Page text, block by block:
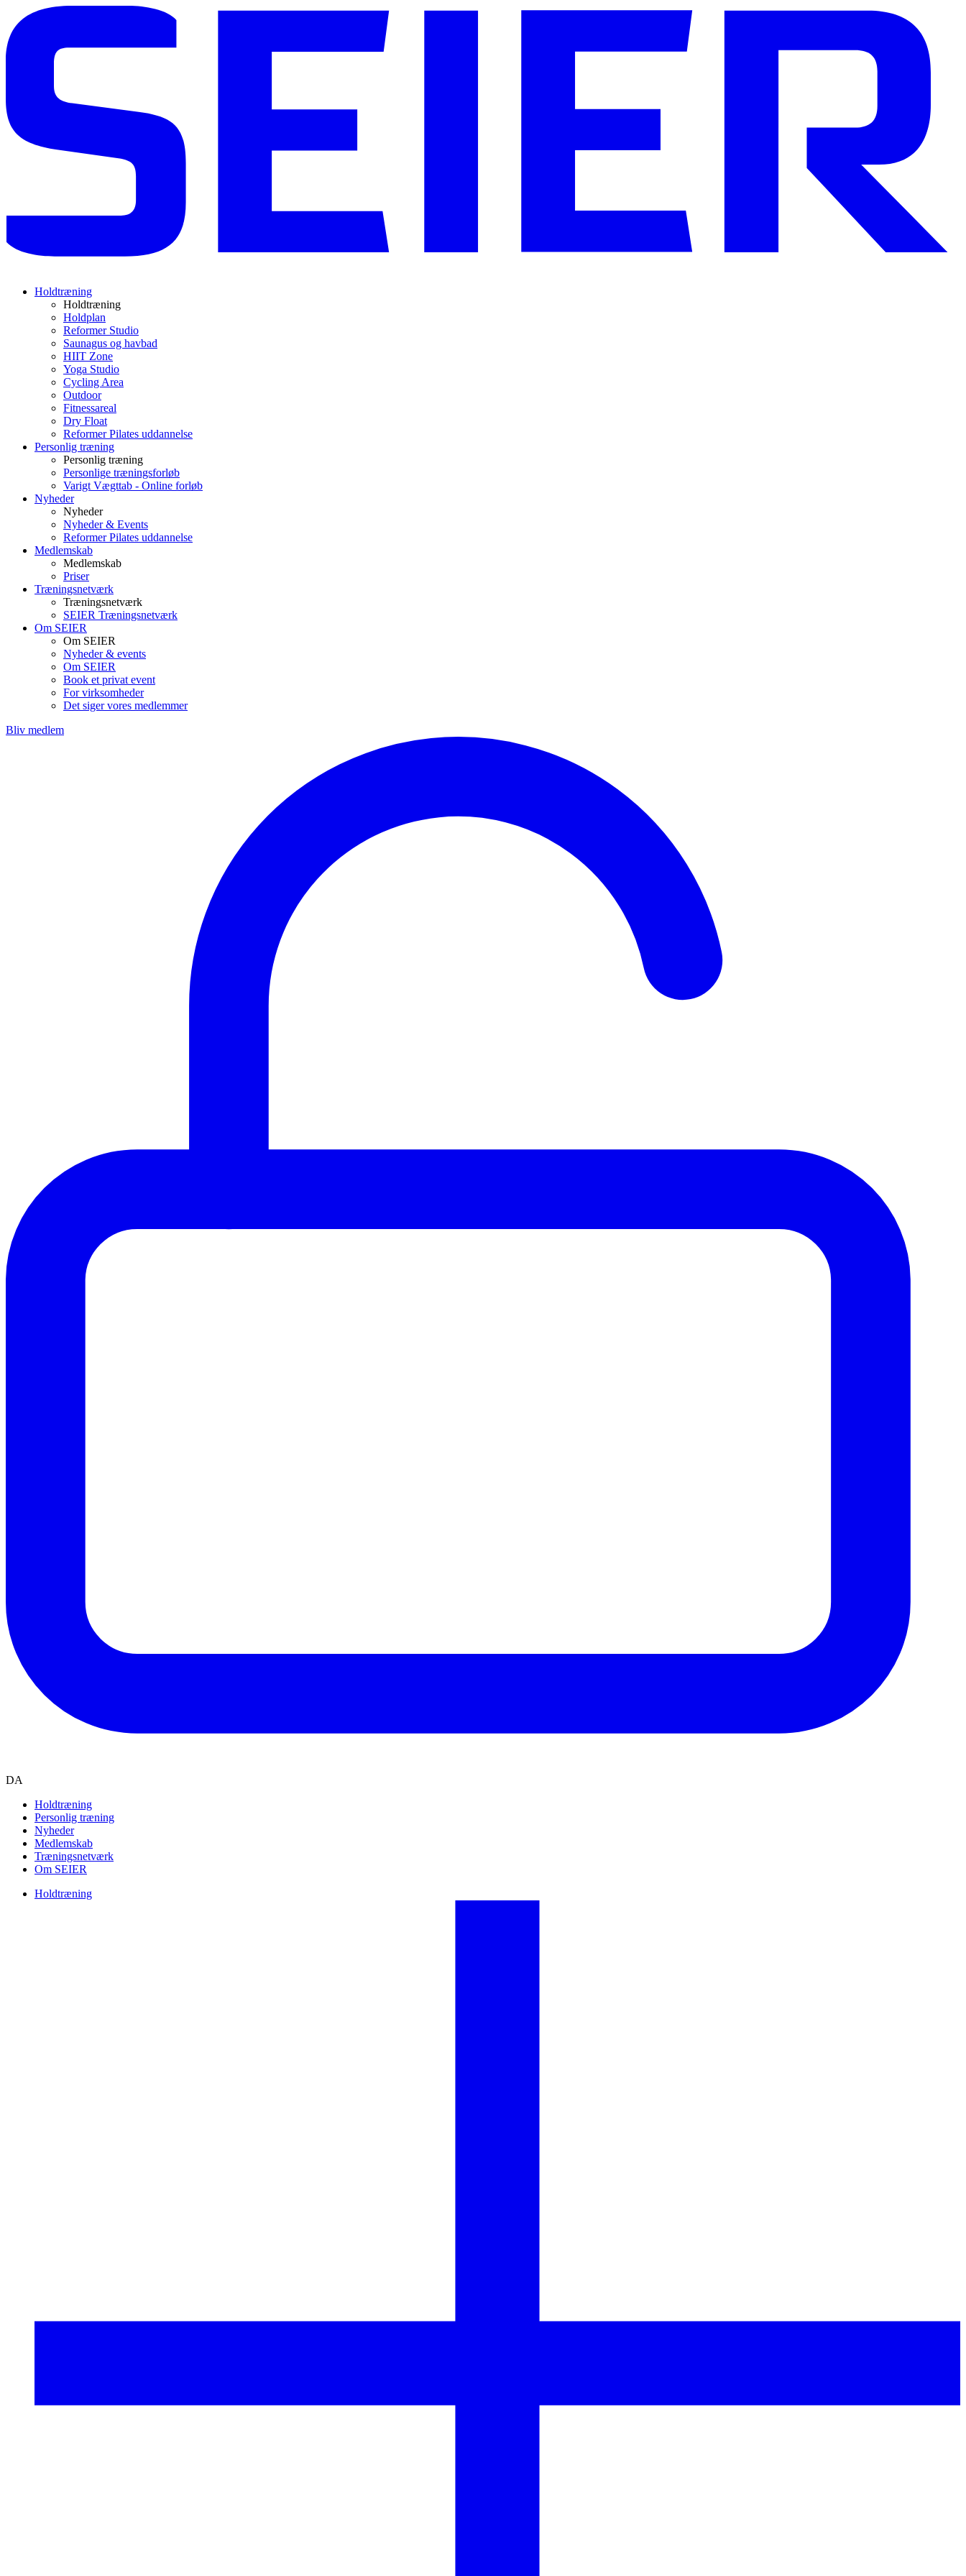
Holdtræning
Holdtræning
Holdplan
Reformer Studio
Saunagus og havbad
HIIT Zone
Yoga Studio
Cycling Area
Outdoor
Fitnessareal
Dry Float
Reformer Pilates uddannelse
Personlig træning
Personlig træning
Personlige træningsforløb
Varigt Vægttab - Online forløb
Nyheder
Nyheder
Nyheder & Events
Reformer Pilates uddannelse
Medlemskab
Medlemskab
Priser
Træningsnetværk
Træningsnetværk
SEIER Træningsnetværk
Om SEIER
Om SEIER
Nyheder & events
Om SEIER
Book et privat event
For virksomheder
Det siger vores medlemmer
Bliv medlem
DA
Holdtræning
Personlig træning
Nyheder
Medlemskab
Træningsnetværk
Om SEIER
Holdtræning